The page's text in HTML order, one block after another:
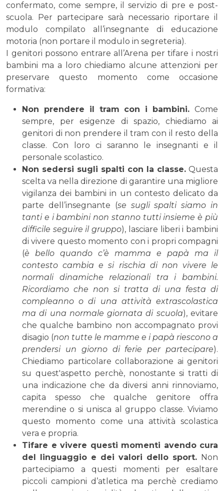
confermato, come sempre, il servizio di pre e post-
scuola. Per partecipare sarà necessario riportare il
modulo compilato all’insegnante di educazione
motoria (non portare il modulo in segreteria).
I genitori possono entrare all’Arena per tifare i nostri
bambini ma a loro chiediamo alcune attenzioni per
preservare questo momento come occasione
formativa:
Non prendere il tram con i bambini. Come
sempre, per esigenze di spazio, chiediamo ai
genitori di non prendere il tram con il resto della
classe. Con loro ci saranno le insegnanti e il
personale scolastico.
Non sedersi sugli spalti con la classe. Questa
scelta va nella direzione di garantire una migliore
vigilanza dei bambini in un contesto delicato da
parte dell’insegnante (se sugli spalti siamo in
tanti e i bambini non stanno tutti insieme è più
difficile seguire il gruppo), lasciare liberi i bambini
di vivere questo momento con i propri compagni
(è bello quando c’è mamma e papà ma il
contesto cambia e si rischia di non vivere le
normali dinamiche relazionali tra i bambini.
Ricordiamo che non si tratta di una festa di
compleanno o di una attività extrascolastica
ma di una normale giornata di scuola), evitare
che qualche bambino non accompagnato provi
disagio (non tutte le mamme e i papà riescono a
prendersi un giorno di ferie per partecipare).
Chiediamo particolare collaborazione ai genitori
su quest'aspetto perchè, nonostante si tratti di
una indicazione che da diversi anni rinnoviamo,
capita spesso che qualche genitore offra
merendine o si unisca al gruppo classe. Viviamo
questo momento come una attività scolastica
vera e propria.
Tifare e vivere questi momenti avendo cura
del linguaggio e dei valori dello sport. Non
partecipiamo a questi momenti per esaltare
piccoli campioni d’atletica ma perchè crediamo